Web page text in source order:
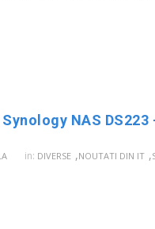
NAS
in: DIVERSE ,NOUTATI DIN IT ,